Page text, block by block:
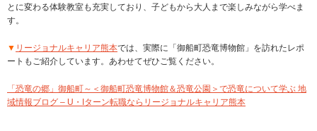
とに変わる体験教室も充実しており、子どもから大人まで楽しみながら学べま
す。
▼ リージョナルキャリア熊本では、実際に「御船町恐竜博物館」を訪れたレポ
ートもご紹介しています。あわせてぜひご覧ください。
「恐竜の郷」御船町～＜御船町恐竜博物館＆恐竜公園＞で恐竜について学ぶ 地
域情報ブログ – U・Iターン転職ならリージョナルキャリア熊本